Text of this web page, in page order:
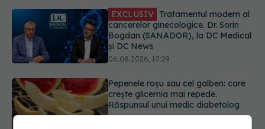
Pepenele roșu sau cel galben: care
crește glicemia mai repede.
Răspunsul unui medic diabetolog
06.08.2026, 09:36
Adevărul despre tratamentul cu
doze mari de Vitamina D în cancerul
colorectal
06.08.2026, 08:06